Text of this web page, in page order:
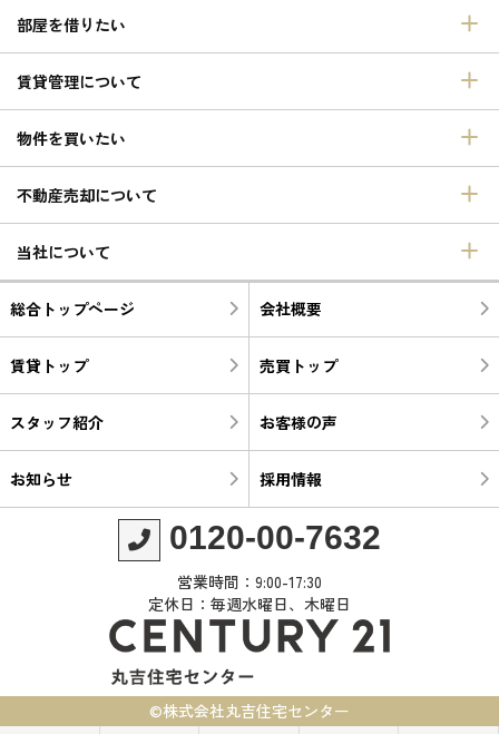
部屋を借りたい
賃貸管理について
物件を買いたい
不動産売却について
当社について
総合トップページ 会社概要
賃貸トップ 売買トップ
スタッフ紹介 お客様の声
お知らせ 採用情報
0120-00-7632
営業時間：9:00-17:30
定休日：毎週水曜日、木曜日
©株式会社丸吉住宅センター